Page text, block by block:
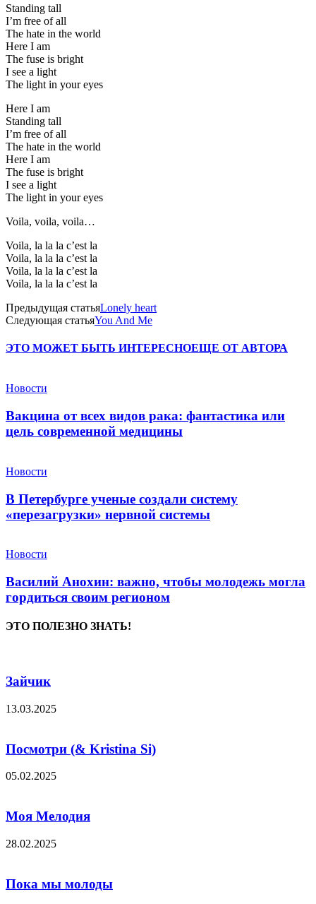
Standing tall
I’m free of all
The hate in the world
Here I am
The fuse is bright
I see a light
The light in your eyes
Here I am
Standing tall
I’m free of all
The hate in the world
Here I am
The fuse is bright
I see a light
The light in your eyes
Voila, voila, voila…
Voila, la la la c’est la
Voila, la la la c’est la
Voila, la la la c’est la
Voila, la la la c’est la
Предыдущая статьяLonely heart
Следующая статьяYou And Me
ЭТО МОЖЕТ БЫТЬ ИНТЕРЕСНОЕЩЕ ОТ АВТОРА
Новости
Вакцина от всех видов рака: фантастика или
цель современной медицины
Новости
В Петербурге ученые создали систему
«перезагрузки» нервной системы
Новости
Василий Анохин: важно, чтобы молодежь могла
гордиться своим регионом
ЭТО ПОЛЕЗНО ЗНАТЬ!
Зайчик
13.03.2025
Посмотри (& Kristina Si)
05.02.2025
Моя Мелодия
28.02.2025
Пока мы молоды